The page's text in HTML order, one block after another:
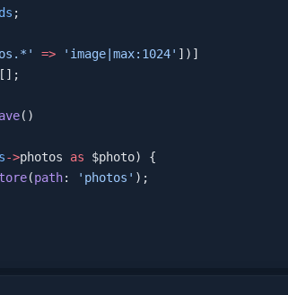
;
=> 'image|max:1024' ])]
()
->photos as $photo) {
(path: 'photos' );